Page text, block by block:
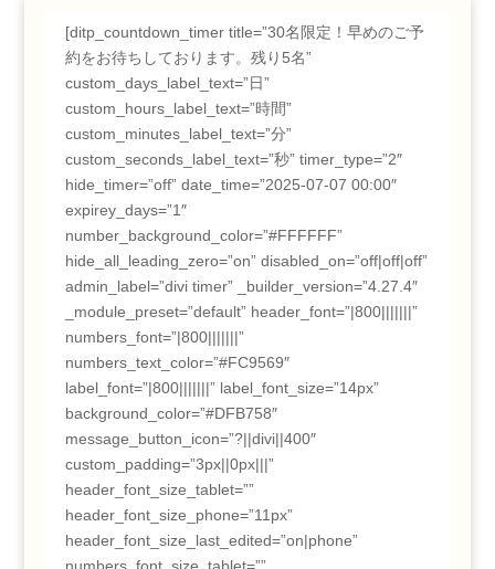
[ditp_countdown_timer title=”30名限定！早めのご予
約をお待ちしております。残り5名”
custom_days_label_text=”日”
custom_hours_label_text=”時間”
custom_minutes_label_text=”分”
custom_seconds_label_text=”秒” timer_type=”2″
hide_timer=”off” date_time=”2025-07-07 00:00″
expirey_days=”1″
number_background_color=”#FFFFFF”
hide_all_leading_zero=”on” disabled_on=”off|off|off”
admin_label=”divi timer” _builder_version=”4.27.4″
_module_preset=”default” header_font=”|800|||||||”
numbers_font=”|800|||||||”
numbers_text_color=”#FC9569″
label_font=”|800|||||||” label_font_size=”14px”
background_color=”#DFB758″
message_button_icon=”?||divi||400″
custom_padding=”3px||0px|||”
header_font_size_tablet=””
header_font_size_phone=”11px”
header_font_size_last_edited=”on|phone”